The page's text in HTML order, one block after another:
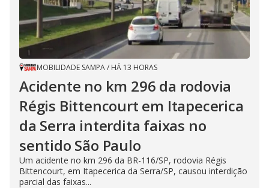
MOBILIDADE SAMPA/ HÁ 13 HORAS
Acidente no km 296 da rodovia
Régis Bittencourt em Itapecerica
da Serra interdita faixas no
sentido São Paulo
Um acidente no km 296 da BR-116/SP, rodovia Régis
Bittencourt, em Itapecerica da Serra/SP, causou interdição
parcial das faixas...